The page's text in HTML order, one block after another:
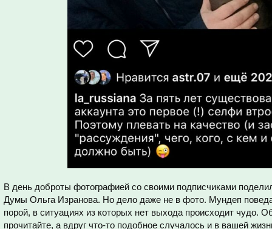
В день доброты фотографией со своими подписчиками
Думы Ольга Изранова. Но дело даже не в фото. Мундеп
порой, в ситуациях из которых нет выхода происходит чудо.
прочитайте, а вдруг что-то подобное случалось и в вашей